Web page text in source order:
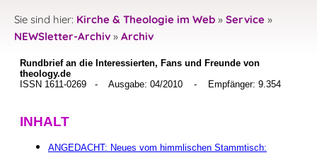
Sie sind hier: Kirche & Theologie im Web » Service »
NEWSletter-Archiv » Archiv
Rundbrief an die Interessierten, Fans und Freunde von
theology.de
ISSN 1611-0269 - Ausgabe: 04/2010 - Empfänger: 9.354
INHALT
ANGEDACHT: Neues vom himmlischen Stammtisch: